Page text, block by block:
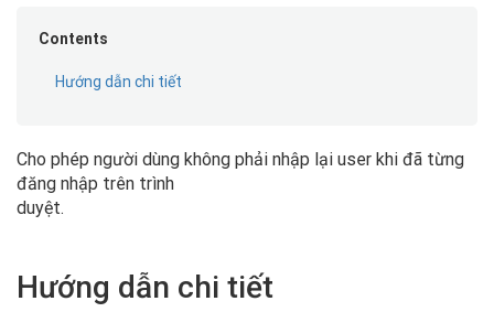
Contents
Hướng dẫn chi tiết
Cho phép người dùng không phải nhập lại user khi đã từng
đăng nhập trên trình
duyệt.
Hướng dẫn chi tiết